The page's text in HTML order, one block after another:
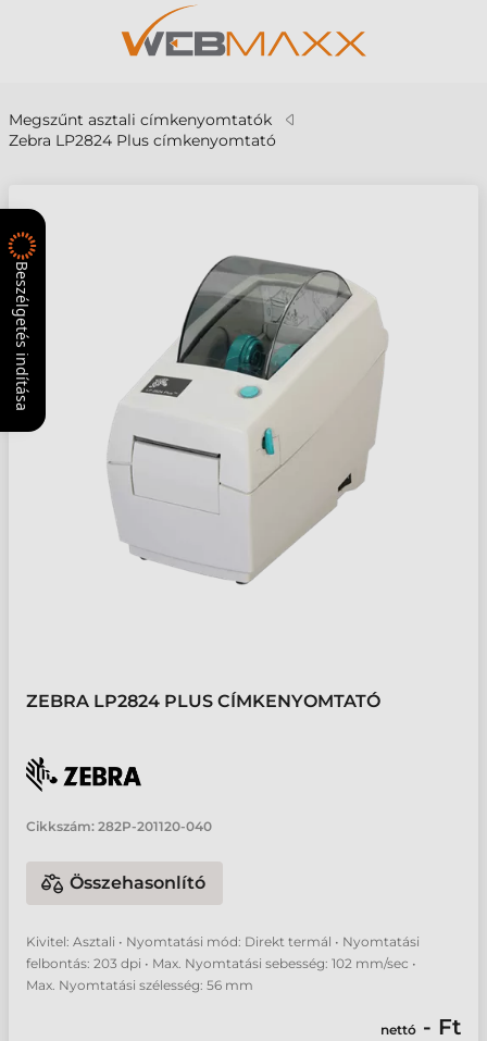
Megszűnt asztali címkenyomtatók
Zebra LP2824 Plus címkenyomtató
ZEBRA LP2824 PLUS CÍMKENYOMTATÓ
Cikkszám: 282P-201120-040
Összehasonlító
Kivitel: Asztali • Nyomtatási mód: Direkt termál • Nyomtatási
felbontás: 203 dpi • Max. Nyomtatási sebesség: 102 mm/sec •
Max. Nyomtatási szélesség: 56 mm
nettó - Ft
Beszélgetés indítása